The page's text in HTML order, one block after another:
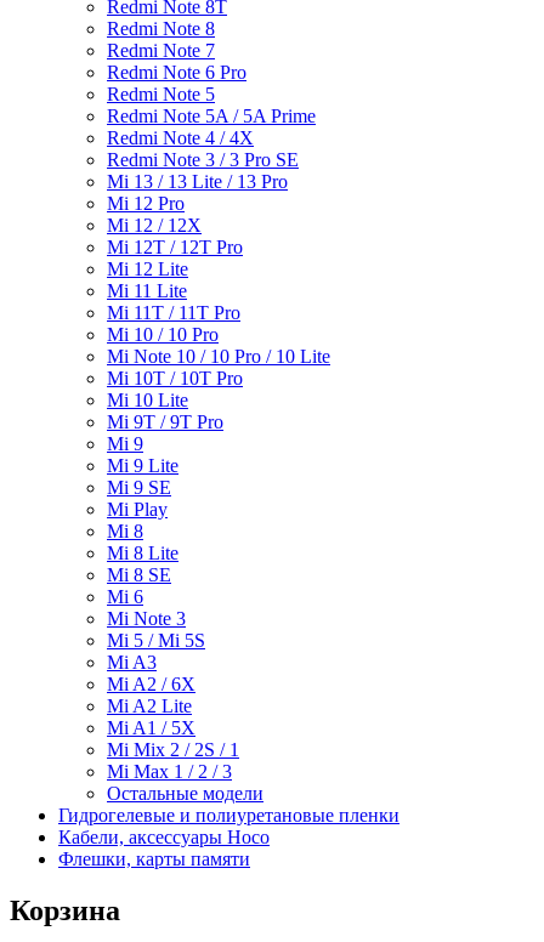
Redmi Note 8T
Redmi Note 8
Redmi Note 7
Redmi Note 6 Pro
Redmi Note 5
Redmi Note 5A / 5A Prime
Redmi Note 4 / 4X
Redmi Note 3 / 3 Pro SE
Mi 13 / 13 Lite / 13 Pro
Mi 12 Pro
Mi 12 / 12X
Mi 12T / 12T Pro
Mi 12 Lite
Mi 11 Lite
Mi 11T / 11T Pro
Mi 10 / 10 Pro
Mi Note 10 / 10 Pro / 10 Lite
Mi 10T / 10T Pro
Mi 10 Lite
Mi 9T / 9T Pro
Mi 9
Mi 9 Lite
Mi 9 SE
Mi Play
Mi 8
Mi 8 Lite
Mi 8 SE
Mi 6
Mi Note 3
Mi 5 / Mi 5S
Mi A3
Mi A2 / 6X
Mi A2 Lite
Mi A1 / 5X
Mi Mix 2 / 2S / 1
Mi Max 1 / 2 / 3
Остальные модели
Гидрогелевые и полиуретановые пленки
Кабели, аксессуары Hoco
Флешки, карты памяти
Корзина